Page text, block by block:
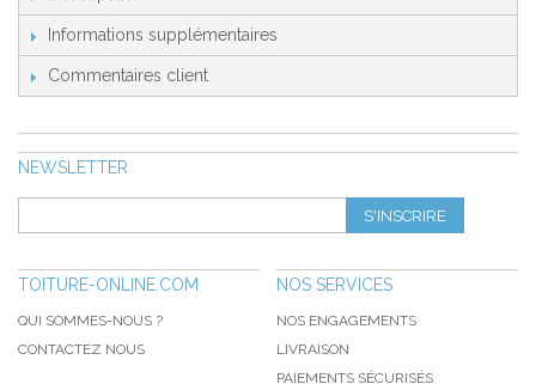
Informations supplémentaires
Commentaires client
NEWSLETTER
S'INSCRIRE
TOITURE-ONLINE.COM
QUI SOMMES-NOUS ?
CONTACTEZ NOUS
NOS SERVICES
NOS ENGAGEMENTS
LIVRAISON
PAIEMENTS SÉCURISÉS